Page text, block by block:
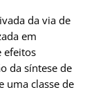
da via de
em
efeitos
da síntese de
uma classe de